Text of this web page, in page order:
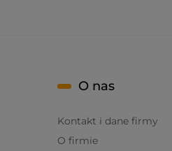
O nas
Kontakt i dane firmy
O firmie